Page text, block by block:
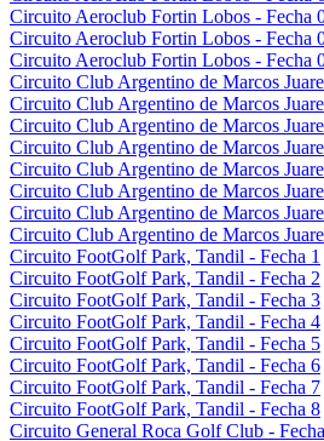
Circuito Aeroclub Fortin Lobos - Fecha
Circuito Aeroclub Fortin Lobos - Fecha
Circuito Aeroclub Fortin Lobos - Fecha
Circuito Club Argentino de Marcos
Circuito Club Argentino de Marcos
Circuito Club Argentino de Marcos
Circuito Club Argentino de Marcos
Circuito Club Argentino de Marcos
Circuito Club Argentino de Marcos
Circuito Club Argentino de Marcos
Circuito Club Argentino de Marcos
Circuito FootGolf Park, Tandil - Fecha 1
Circuito FootGolf Park, Tandil - Fecha 2
Circuito FootGolf Park, Tandil - Fecha 3
Circuito FootGolf Park, Tandil - Fecha 4
Circuito FootGolf Park, Tandil - Fecha 5
Circuito FootGolf Park, Tandil - Fecha 6
Circuito FootGolf Park, Tandil - Fecha 7
Circuito FootGolf Park, Tandil - Fecha 8
Circuito General Roca Golf Club -